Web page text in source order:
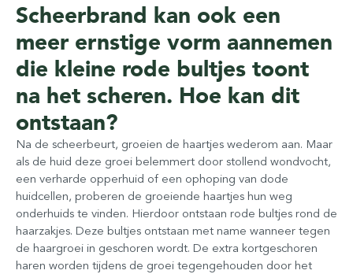
Scheerbrand kan ook een
meer ernstige vorm aannemen
die kleine rode bultjes toont
na het scheren. Hoe kan dit
ontstaan?
Na de scheerbeurt, groeien de haartjes wederom aan. Maar
als de huid deze groei belemmert door stollend wondvocht,
een verharde opperhuid of een ophoping van dode
huidcellen, proberen de groeiende haartjes hun weg
onderhuids te vinden. Hierdoor ontstaan rode bultjes rond de
haarzakjes. Deze bultjes ontstaan met name wanneer tegen
de haargroei in geschoren wordt. De extra kortgeschoren
haren worden tijdens de groei tegengehouden door het